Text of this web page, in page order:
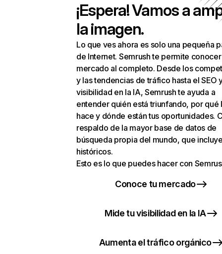
¡Espera! Vamos a
la imagen.
Lo que ves ahora es solo una pequeña
de Internet. Semrush te permite
mercado al completo. Desde los
y las tendencias de tráfico hasta el SEO
visibilidad en la IA, Semrush te ayuda a
entender quién está triunfando, por qué
hace y dónde están tus oportunidades.
respaldo de la mayor base de datos de
búsqueda propia del mundo, que
históricos.
Esto es lo que puedes hacer con
Conoce tu mercado
Mide tu visibilidad en la IA
Aumenta el tráfico orgánico